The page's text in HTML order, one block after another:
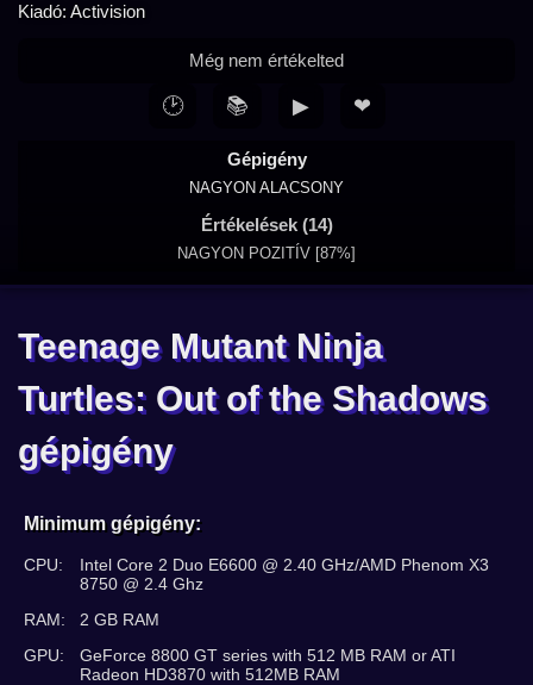
Kiadó: Activision
Gépigény
NAGYON ALACSONY
Értékelések (14)
NAGYON POZITÍV [87%]
Még nem értékelted
🕑 📚 ▶ ❤
Teenage Mutant Ninja
Turtles: Out of the Shadows
gépigény
Minimum gépigény:
CPU:
Intel Core 2 Duo E6600 @ 2.40 GHz/AMD Phenom X3
8750 @ 2.4 Ghz
RAM:
2 GB RAM
GPU:
GeForce 8800 GT series with 512 MB RAM or ATI
Radeon HD3870 with 512MB RAM